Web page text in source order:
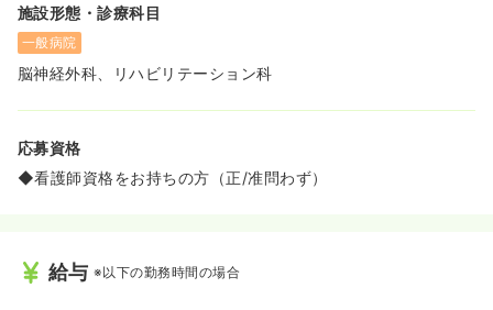
施設形態・診療科目
一般病院
脳神経外科、リハビリテーション科
応募資格
◆看護師資格をお持ちの方（正/准問わず）
給与 ※以下の勤務時間の場合